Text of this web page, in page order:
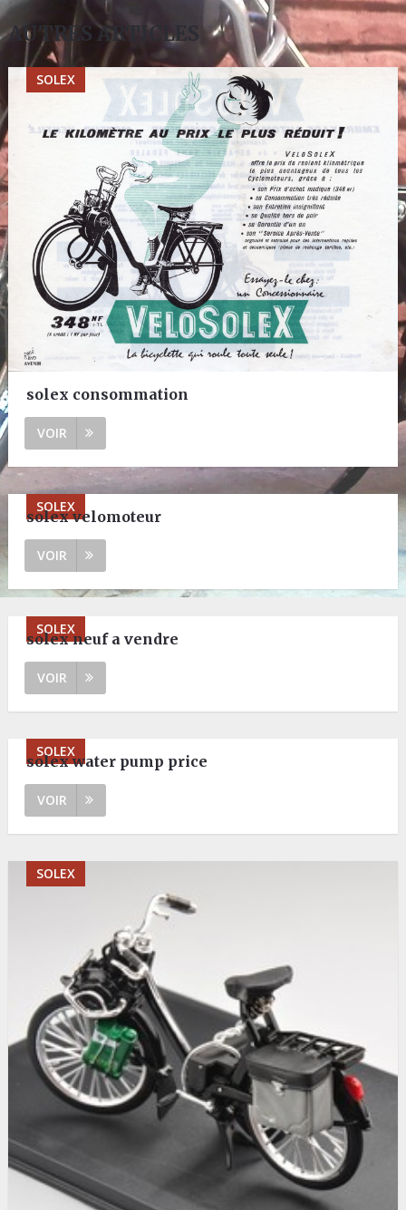
AUTRES ARTICLES
SOLEX
solex consommation
VOIR
SOLEX
solex velomoteur
VOIR
SOLEX
solex neuf a vendre
VOIR
SOLEX
solex water pump price
VOIR
SOLEX